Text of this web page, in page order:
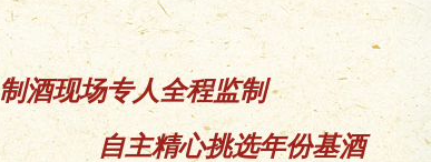
制酒现场专人全程监制
自主精心挑选年份基酒